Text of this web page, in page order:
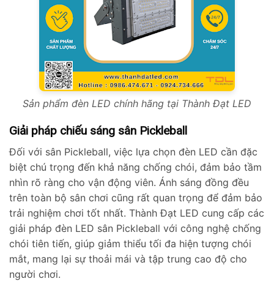
Sản phẩm đèn LED chính hãng tại Thành Đạt LED
Giải pháp chiếu sáng sân Pickleball
Đối với sân Pickleball, việc lựa chọn đèn LED cần đặc
biệt chú trọng đến khả năng chống chói, đảm bảo tầm
nhìn rõ ràng cho vận động viên. Ánh sáng đồng đều
trên toàn bộ sân chơi cũng rất quan trọng để đảm bảo
trải nghiệm chơi tốt nhất. Thành Đạt LED cung cấp các
giải pháp đèn LED sân Pickleball với công nghệ chống
chói tiên tiến, giúp giảm thiểu tối đa hiện tượng chói
mắt, mang lại sự thoải mái và tập trung cao độ cho
người chơi.